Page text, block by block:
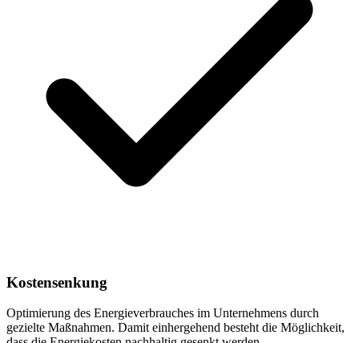
Kostensenkung
Optimierung des Energieverbrauches im Unternehmens durch
gezielte Maßnahmen. Damit einhergehend besteht die Möglichkeit,